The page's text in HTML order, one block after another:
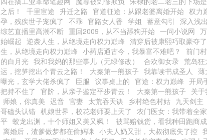
之后！
千里宦途 升迁之路 官道征途：从跟老婆离婚开始 权力
孕，残疾世子宠疯了 不乖 官路女人香 学姐 蓄意勾引 深入浅出
综艺直播里高潮不断 重回2009，从不当舔狗开始 一问小说网
始崛起 逆袭人生，从绝境走向权力巅峰 清穿后被康熙巧取豪夺了
生，从绝境走向权力巅峰 小药店通古今，我暴富不难吧？ 前门
的白月光 我和我妈的那些事儿（无绿修改） 合欢御女录 荒岛狂
运，挖笋挖出个青云之路！
大秦第一熊孩子 我靠读书成圣人 薄
曝光，玄学大佬杀疯了
臣服 议事桌上的 官途：权力巅峰 开局
把持不住了 官阶，从亲子鉴定平步青云！ 大秦第一熊孩子 关
师娘，你真美 迟音 官妻 太荒吞天诀 乡村绝色村姑 九天剑主
哥磕头认错 机娘世界，校花老师要上天了 农门医女：我带着全
平 蛟龙出渊，十个师姐又美又飒！ 被骂赔钱货，看我种田跑商
离婚后，渣爹做梦都在偷妈咪 小夫人奶又甜，大叔彻底失了控